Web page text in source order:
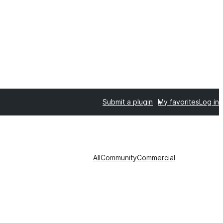
Submit a plugin My favoritesLog in
AllCommunityCommercial